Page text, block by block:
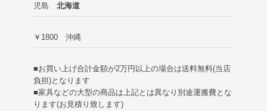
児島 北海道
￥1800 沖縄
■お買い上げ合計金額が2万円以上の場合は送料無料(当店
負担)となります
■家具などの大型の商品は上記とは異なり別途運搬費とな
ります(お見積り致します)